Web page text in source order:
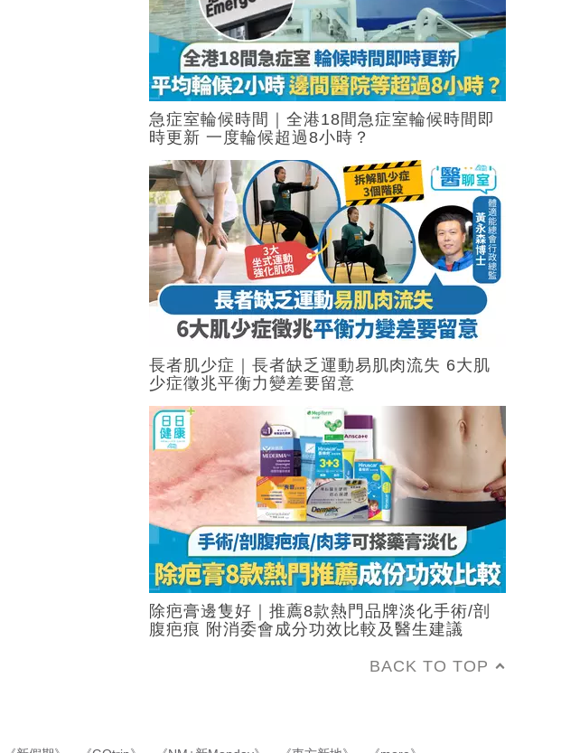
急症室輪候時間｜全港18間急症室輪候時間即
時更新 一度輪候超過8小時？
長者肌少症｜長者缺乏運動易肌肉流失 6大肌
少症徵兆平衡力變差要留意
除疤膏邊隻好｜推薦8款熱門品牌淡化手術/剖
腹疤痕 附消委會成分功效比較及醫生建議
BACK TO TOP